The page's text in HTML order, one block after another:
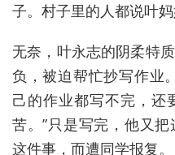
子。村子里的人都说叶
无奈，叶永志的阴柔特
负，被迫帮忙抄写作业
己的作业都写不完，还
苦。”只是写完，他又
这件事，而遭同学报复。